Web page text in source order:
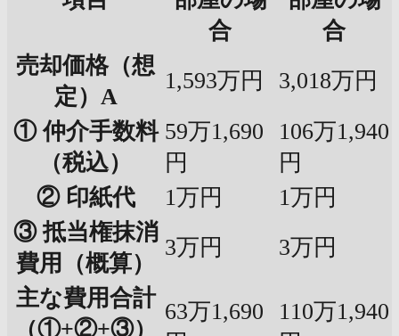
合
合
売却価格（想
定）A
1,593万円
3,018万円
① 仲介手数料
（税込）
59万1,690
円
106万1,940
円
② 印紙代
1万円
1万円
③ 抵当権抹消
費用（概算）
3万円
3万円
主な費用合計
（①+②+③）
63万1,690
110万1,940